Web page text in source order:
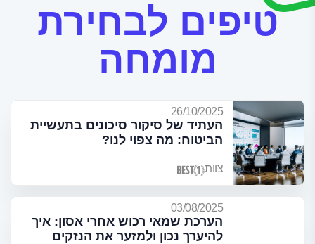
טיפים לבחירת
מומחה
26/10/2025
העתיד של סיקור סיכונים בתעשיית
הביטוח: מה צפוי לנו?
צוות
03/08/2025
הערכת שמאי רכוש אחרי אסון: איך
להיערך נכון ולמזער את הנזקים